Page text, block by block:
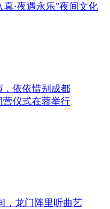
真·夜遇永乐”夜间文化
，依依惜别成都
营仪式在蓉举行
龙门阵里听曲艺